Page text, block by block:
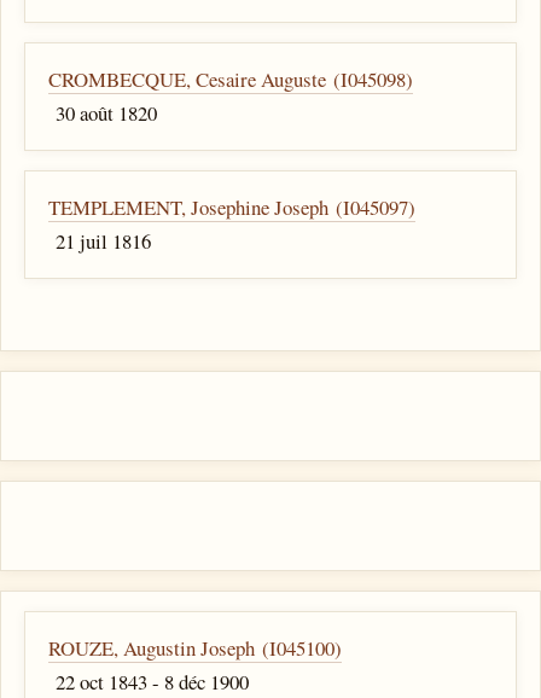
CROMBECQUE, Cesaire Auguste (I045098)
30 août 1820
TEMPLEMENT, Josephine Joseph (I045097)
21 juil 1816
ROUZE, Augustin Joseph (I045100)
22 oct 1843 - 8 déc 1900